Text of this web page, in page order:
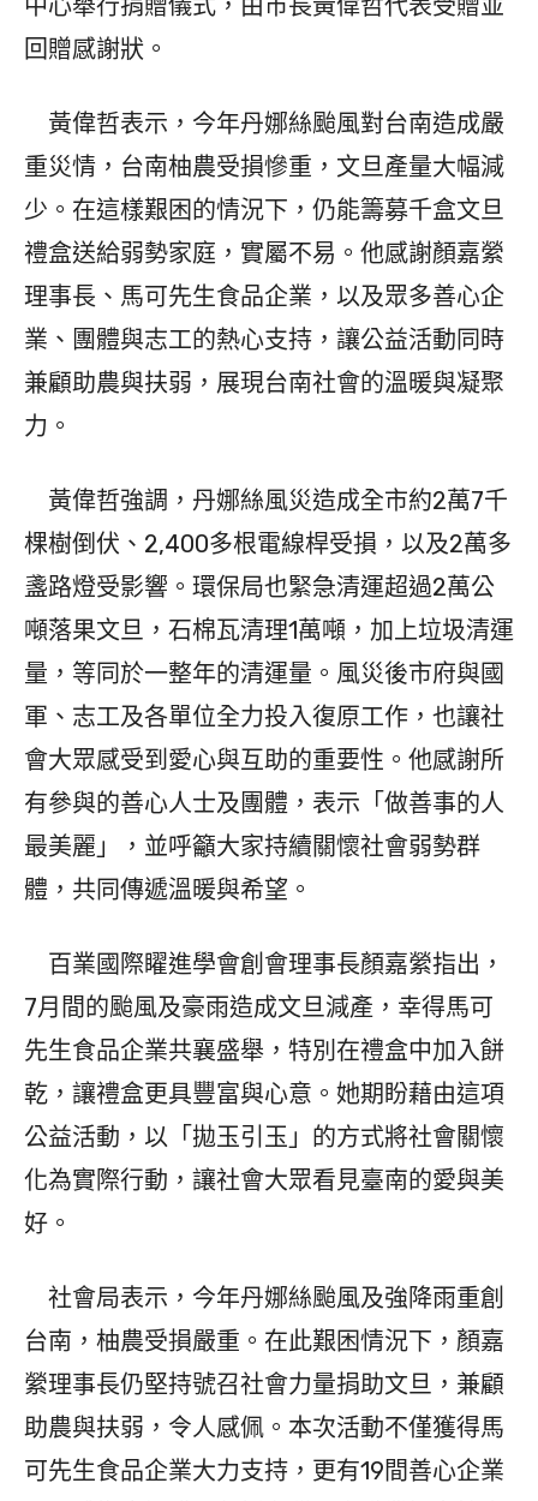
中心舉行捐贈儀式，由市長黃偉哲代表受贈並
回贈感謝狀。
黃偉哲表示，今年丹娜絲颱風對台南造成嚴
重災情，台南柚農受損慘重，文旦產量大幅減
少。在這樣艱困的情況下，仍能籌募千盒文旦
禮盒送給弱勢家庭，實屬不易。他感謝顏嘉縈
理事長、馬可先生食品企業，以及眾多善心企
業、團體與志工的熱心支持，讓公益活動同時
兼顧助農與扶弱，展現台南社會的溫暖與凝聚
力。
黃偉哲強調，丹娜絲風災造成全市約2萬7千
棵樹倒伏、2,400多根電線桿受損，以及2萬多
盞路燈受影響。環保局也緊急清運超過2萬公
噸落果文旦，石棉瓦清理1萬噸，加上垃圾清運
量，等同於一整年的清運量。風災後市府與國
軍、志工及各單位全力投入復原工作，也讓社
會大眾感受到愛心與互助的重要性。他感謝所
有參與的善心人士及團體，表示「做善事的人
最美麗」，並呼籲大家持續關懷社會弱勢群
體，共同傳遞溫暖與希望。
百業國際矅進學會創會理事長顏嘉縈指出，
7月間的颱風及豪雨造成文旦減產，幸得馬可
先生食品企業共襄盛舉，特別在禮盒中加入餅
乾，讓禮盒更具豐富與心意。她期盼藉由這項
公益活動，以「拋玉引玉」的方式將社會關懷
化為實際行動，讓社會大眾看見臺南的愛與美
好。
社會局表示，今年丹娜絲颱風及強降雨重創
台南，柚農受損嚴重。在此艱困情況下，顏嘉
縈理事長仍堅持號召社會力量捐助文旦，兼顧
助農與扶弱，令人感佩。本次活動不僅獲得馬
可先生食品企業大力支持，更有19間善心企業